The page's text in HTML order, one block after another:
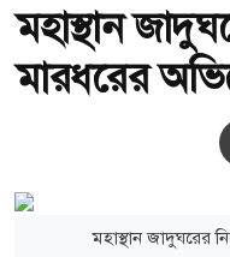
মহাস্থান
মারধরের
মহাস্থান জাদুঘরের